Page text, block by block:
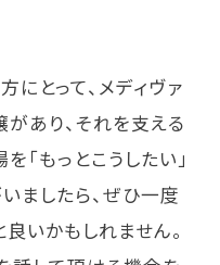
とって、メディヴァ
あり、それを支える
「もっとこうしたい」
ましたら、ぜひ一度
いかもしれません。